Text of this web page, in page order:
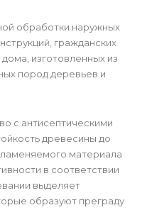
обработки наружных
гражданских
изготовленных из
пород деревьев и
с антисептическими
древесины до
материала
в соответствии
выделяет
образуют преграду